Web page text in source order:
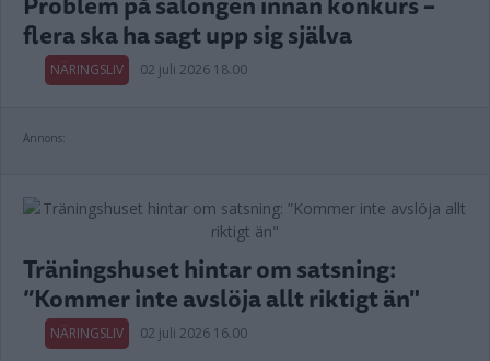
flera ska ha sagt upp sig själva
NÄRINGSLIV 02 juli 2026 18.00
Annons:
Träningshuset hintar om satsning:
”Kommer inte avslöja allt riktigt än"
NÄRINGSLIV 02 juli 2026 16.00